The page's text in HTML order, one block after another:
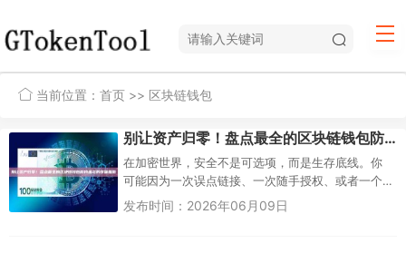
当前位置： 首页 >> 区块链钱包
别让资产归零！盘点最全的区块链钱包防钓鱼与防诈骗指南
在加密世界，安全不是可选项，而是生存底线。你
可能因为一次误点链接、一次随手授权、或者一个
长得一模一样的假钱包，就让数年积蓄瞬间归零。
发布时间：2026年06月09日